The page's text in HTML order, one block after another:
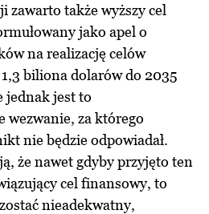
zawarto także wyższy cel
jako apel o
na realizację celów
biliona dolarów do 2035
jednak jest to
wezwanie, za którego
nie będzie odpowiadał.
że nawet gdyby przyjęto ten
cel finansowy, to
nieadekwatny,